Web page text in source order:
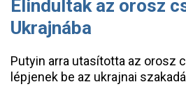
Elindultak az orosz
Ukrajnába
Putyin arra utasította az orosz
lépjenek be az ukrajnai